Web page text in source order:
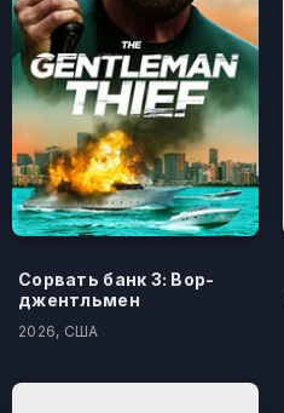
Сорвать банк 3: Вор-
джентльмен
2026, США